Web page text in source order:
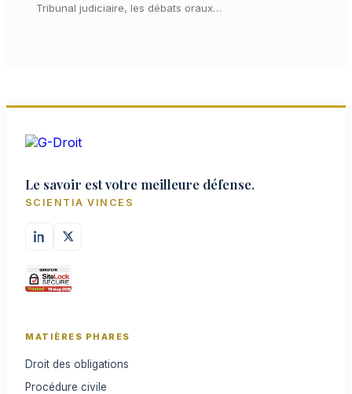
Tribunal judiciaire, les débats oraux
Le savoir est votre meilleure défense.
SCIENTIA VINCES
MATIÈRES PHARES
Droit des obligations
Procédure civile